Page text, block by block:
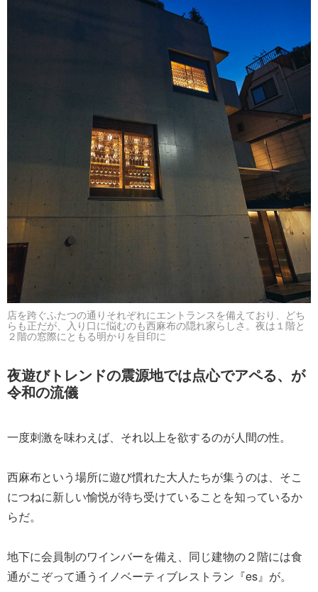
店を跨ぐふたつの通りそれぞれにエントランスを備えており、どち
らも正だが、入り口に悩むのも西麻布の隠れ家らしさ。夜は１階と
２階の窓際にともる明かりを目印に
夜遊びトレンドの震源地では点心でアペる、が
令和の流儀
一度刺激を味わえば、それ以上を欲するのが人間の性。
西麻布という場所に遊び慣れた大人たちが集うのは、そこ
につねに新しい愉悦が待ち受けていることを知っているか
らだ。
地下に会員制のワインバーを備え、同じ建物の２階には食
通がこぞって通うイノベーティブレストラン『es』が。